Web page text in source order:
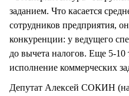
заданием. Что касается
сотрудников предприятия,
конкуренции: у ведущего
до вычета налогов. Еще 5-10
исполнение коммерческих
Депутат Алексей СОКИН